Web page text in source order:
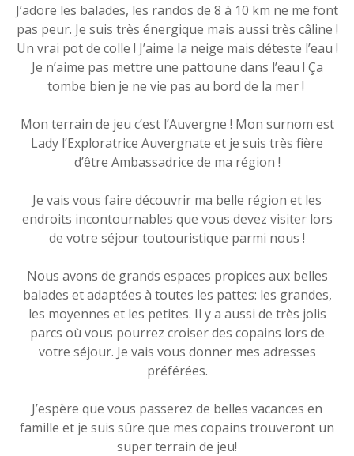
J’adore les balades, les randos de 8 à 10 km ne me font
pas peur. Je suis très énergique mais aussi très câline !
Un vrai pot de colle ! J’aime la neige mais déteste l’eau !
Je n’aime pas mettre une pattoune dans l’eau ! Ça
tombe bien je ne vie pas au bord de la mer !
Mon terrain de jeu c’est l’Auvergne ! Mon surnom est
Lady l’Exploratrice Auvergnate et je suis très fière
d’être Ambassadrice de ma région !
Je vais vous faire découvrir ma belle région et les
endroits incontournables que vous devez visiter lors
de votre séjour toutouristique parmi nous !
Nous avons de grands espaces propices aux belles
balades et adaptées à toutes les pattes: les grandes,
les moyennes et les petites. Il y a aussi de très jolis
parcs où vous pourrez croiser des copains lors de
votre séjour. Je vais vous donner mes adresses
préférées.
J’espère que vous passerez de belles vacances en
famille et je suis sûre que mes copains trouveront un
super terrain de jeu!